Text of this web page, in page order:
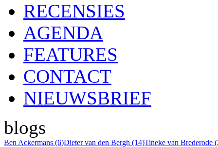
RECENSIES
AGENDA
FEATURES
CONTACT
NIEUWSBRIEF
blogs
Ben Ackermans (6)Dieter van den Bergh (14)Tineke van Brederode